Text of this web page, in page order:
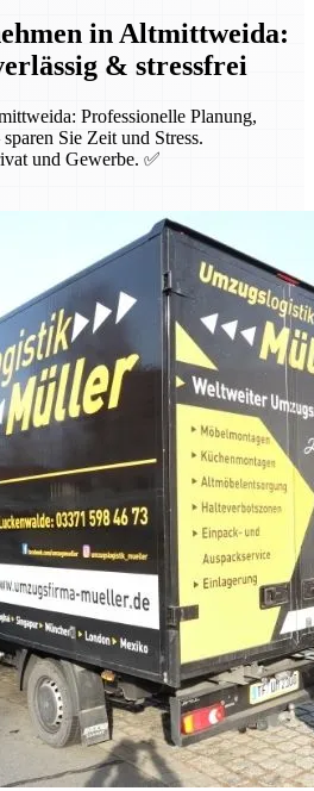
in Altmittweida:
& stressfrei
Professionelle Planung,
Sie Zeit und Stress.
und Gewerbe. ✅